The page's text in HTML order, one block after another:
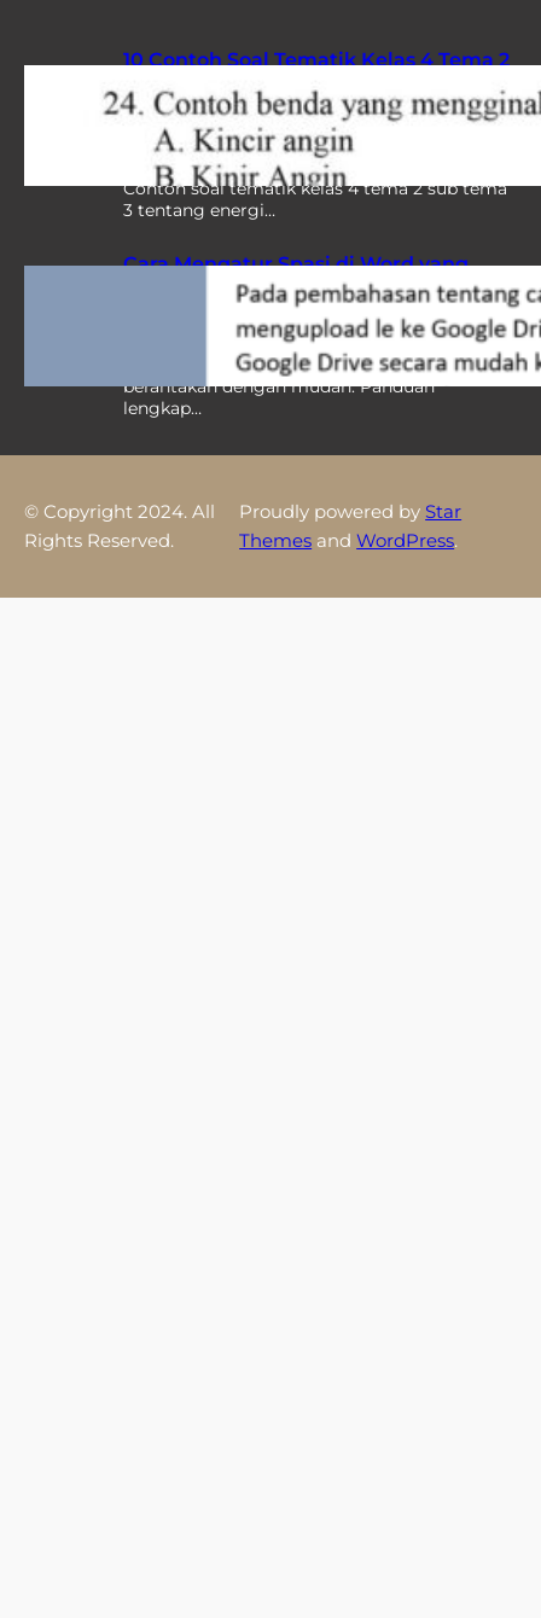
10 Contoh Soal Tematik Kelas 4 Tema 2
Sub Tema 3 yang Sering Muncul di
Ujian, Wajib Kamu Pelajari Sebelum
Terlambat
Contoh soal tematik kelas 4 tema 2 sub tema
3 tentang energi…
Cara Mengatur Spasi di Word yang
Berantakan, 7 Strategi Ini Ternyata
Bikin Dokumen Rapi Instan
Pelajari cara mengatur spasi di word yang
berantakan dengan mudah. Panduan
lengkap…
© Copyright 2024. All
Rights Reserved.
Proudly powered by Star
Themes andWordPress.